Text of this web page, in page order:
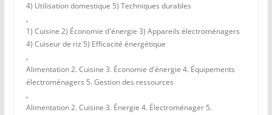
4) Utilisation domestique 5) Techniques durables
,
1) Cuisine 2) Économie d'énergie 3) Appareils électroménagers
4) Cuiseur de riz 5) Efficacité énergétique
,
Alimentation 2. Cuisine 3. Économie d'énergie 4. Équipements
électroménagers 5. Gestion des ressources
,
Alimentation 2. Cuisine 3. Énergie 4. Électroménager 5.